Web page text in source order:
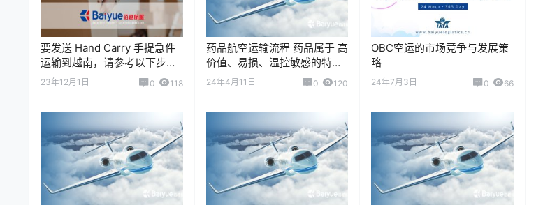
要发送 Hand Carry 手提急件
运输到越南，请参考以下步
骤： 1. 选择一家靠谱的 Hand
23年12月1日 0 118
药品航空运输流程 药品属于 高
价值、易损、温控敏感的特殊
货物，在空运过程中需要严格
遵守运输规范，以确保药品质
24年4月11日 0 120
OBC空运的市场竞争与发展策
略
24年7月3日 0 66